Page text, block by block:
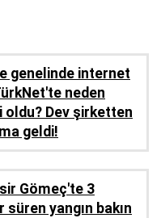
genelinde internet
neden
oldu? Dev şirketten
geldi!
Gömeç'te 3
süren yangın bakın